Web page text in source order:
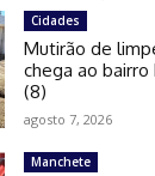
Cidades
Mutirão de
chega ao bairro
(8)
agosto 7, 2026
Manchete